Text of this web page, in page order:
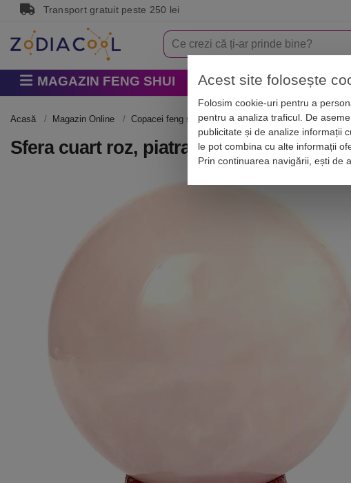
Transport gratuit peste 250 lei
MAGAZIN FENG SHUI Horoscop Zodii
Acasă Magazin Online Copacei feng shui și cristale Cristaloterapie
Sfera cuart roz, piatra dragostei, sfere
Acest site folosește
Folosim cookie-uri pentru a
pentru a analiza traficul. De
publicitate și de analize informații
le pot combina cu alte informații
Prin continuarea navigării, ești de